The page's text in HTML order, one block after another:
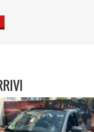
di FINANZIARE la tua
Online